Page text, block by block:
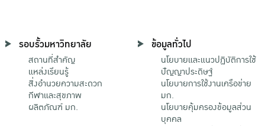
รอบรั้วมหาวิทยาลัย
สถานที่สำคัญ
แหล่งเรียนรู้
สิ่งอำนวยความสะดวก
กีฬาและสุขภาพ
ผลิตภัณฑ์ มก.
ข้อมูลทั่วไป
นโยบายและแนวปฏิบัติการใช้
ปัญญาประดิษฐ์
นโยบายการใช้งานเครือข่าย
มก.
นโยบายคุ้มครองข้อมูลส่วน
บุคคล